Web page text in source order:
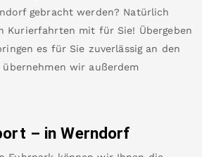
gebracht werden? Natürlich
Kurierfahrten mit für Sie! Übergeben
es für Sie zuverlässig an den
übernehmen wir außerdem
– in Werndorf